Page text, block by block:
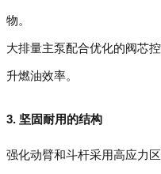
物。
大排量主泵配合优化的阀芯
升燃油效率。
3. 坚固耐用的结构
强化动臂和斗杆采用高应力